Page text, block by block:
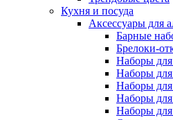
Кухня и посуда
Аксессуары для
Барные
Брелоки-
Наборы
Наборы
Наборы для
Наборы для
Наборы для